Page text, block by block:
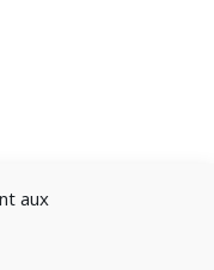
aux